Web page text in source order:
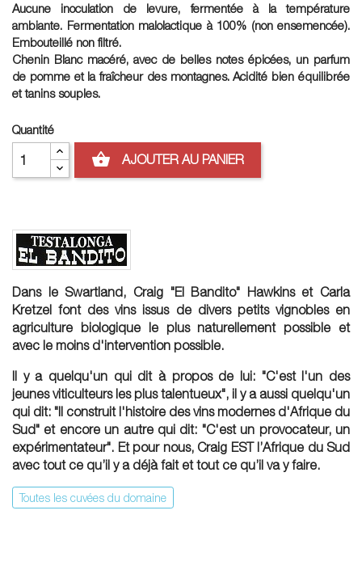
Aucune inoculation de levure, fermentée à la température
ambiante. Fermentation malolactique à 100% (non ensemencée).
Embouteillé non filtré.
Chenin Blanc macéré, avec de belles notes épicées, un parfum
de pomme et la fraîcheur des montagnes. Acidité bien équilibrée
et tanins souples.
Quantité
shopping_basket AJOUTER AU PANIER
Dans le Swartland, Craig "El Bandito" Hawkins et Carla
Kretzel font des vins issus de divers petits vignobles en
agriculture biologique le plus naturellement possible et
avec le moins d'intervention possible.
Il y a quelqu'un qui dit à propos de lui: "C'est l'un des
jeunes viticulteurs les plus talentueux", il y a aussi quelqu'un
qui dit: "Il construit l'histoire des vins modernes d'Afrique du
Sud" et encore un autre qui dit: "C'est un provocateur, un
expérimentateur". Et pour nous, Craig EST l’Afrique du Sud
avec tout ce qu’il y a déjà fait et tout ce qu’il va y faire.
Toutes les cuvées du domaine